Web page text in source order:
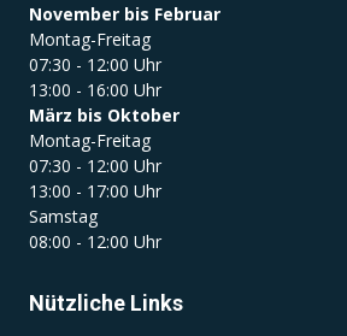
November bis Februar
Montag-Freitag
07:30 - 12:00 Uhr
13:00 - 16:00 Uhr
März bis Oktober
Montag-Freitag
07:30 - 12:00 Uhr
13:00 - 17:00 Uhr
Samstag
08:00 - 12:00 Uhr
Nützliche Links